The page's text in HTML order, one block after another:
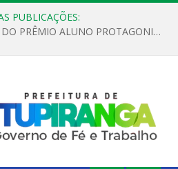
PUBLICAÇÕES:
REGULAMENTO OFICIAL DO PRÊMIO ALUNO PROTAGONISTA – EDIÇÃO 2026